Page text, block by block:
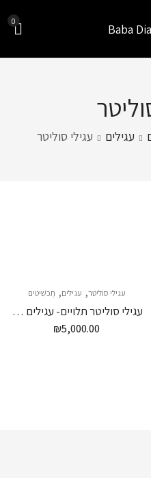
0
עגילים עגילי סוליטר
עגילי סוליטר, עגילים, תַכשִׁיטִים
עגילי סוליטר תלויים- עגילים תלויים
₪5,000.00